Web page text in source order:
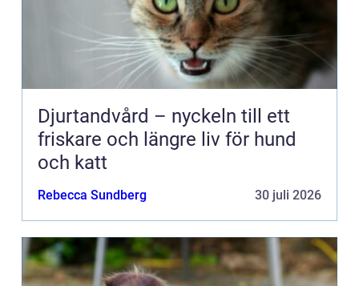
Djurtandvård – nyckeln till ett
friskare och längre liv för hund
och katt
Rebecca Sundberg 30 juli 2026